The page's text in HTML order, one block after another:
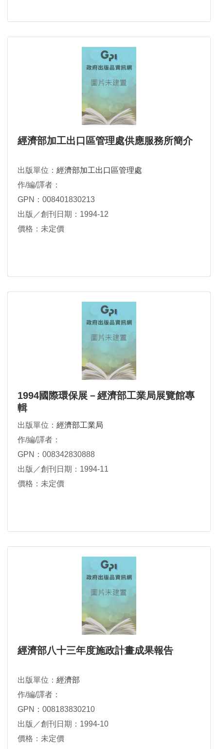
經濟部加工出口區管理處供應服務所簡介
出版單位： 經濟部加工出口區管理處
作/編/譯者：
GPN：008401830213
出版／創刊日期：1994-12
價格：未定價
1994國際環保展－經濟部工業局展覽館專
輯
出版單位： 經濟部工業局
作/編/譯者：
GPN：008342830888
出版／創刊日期：1994-11
價格：未定價
經濟部八十三年度施政計畫成果報告
出版單位： 經濟部
作/編/譯者：
GPN：008183830210
出版／創刊日期：1994-10
價格：未定價